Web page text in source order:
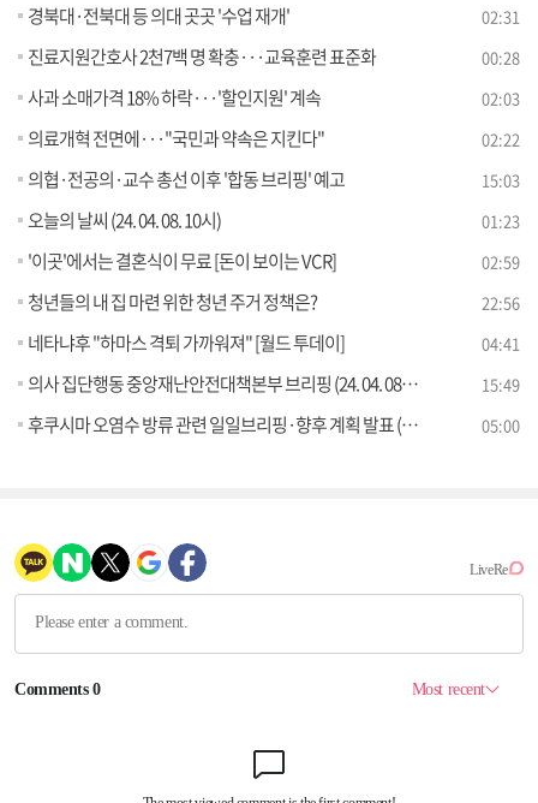
경북대·전북대 등 의대 곳곳 '수업 재개' 02:31
진료지원간호사 2천7백 명 확충···교육훈련 표준화 00:28
사과 소매가격 18% 하락···'할인지원' 계속 02:03
의료개혁 전면에···"국민과 약속은 지킨다" 02:22
의협·전공의·교수 총선 이후 '합동 브리핑' 예고 15:03
오늘의 날씨 (24. 04. 08. 10시) 01:23
'이곳'에서는 결혼식이 무료 [돈이 보이는 VCR] 02:59
청년들의 내 집 마련 위한 청년 주거 정책은? 22:56
네타냐후 "하마스 격퇴 가까워져" [월드 투데이] 04:41
의사 집단행동 중앙재난안전대책본부 브리핑 (24. 04. 08. 11시) 15:49
후쿠시마 오염수 방류 관련 일일브리핑·향후 계획 발표 (24. 04. 08. 11시) 05:00